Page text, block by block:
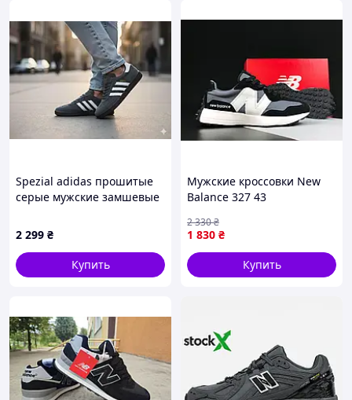
Spezial adidas прошитые
серые мужские замшевые
2 299 ₴
Купить
Мужские кроссовки New
Balance 327 43
1 830 ₴
2 330₴
Купить